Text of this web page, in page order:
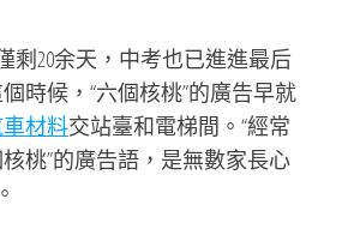
剩20余天，中考也已進進最后
時候，“六個核桃”的廣告早就
材料交站臺和電梯間。“經常
桃”的廣告語，是無數家長心